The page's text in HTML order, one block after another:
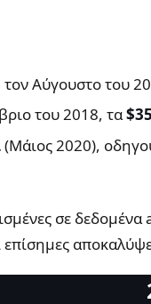
τον Αύγουστο του
του 2018, τα
(Μάιος 2020),
σε
επίσημες